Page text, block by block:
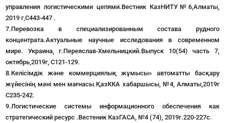
управления логистическими цепями.Вестник КазНИТУ№6,Алматы,
2019 г,С443-447 .
7.Перевозка в специализированным состава рудного
концентрата.Актуальные научные исследования в современном
мире. Украина, г.Переяслав-Хмельницкий.Выпуск 10(54) часть 7,
октябрь,2019г, С121-129.
8.Келісімдік және коммерциялық жұмысы» автоматты басқару
жүйесінің мәні мен мағнасы.ҚазККА хабаршысы, №4, Алматы,2019г
С235-242.
9.Логистические системы информационного обеспечения как
стратегический ресурс .Вестеник КазГАСА, №4 (74), 2019г.220-227с.